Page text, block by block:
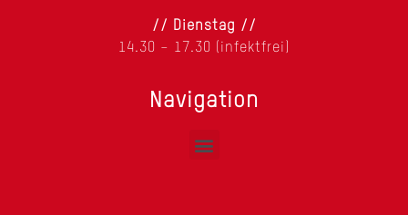
// Dienstag //
14.30 – 17.30 (infektfrei)
Navigation